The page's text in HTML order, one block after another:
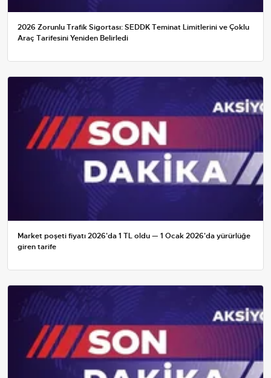
2026 Zorunlu Trafik Sigortası: SEDDK Teminat Limitlerini ve Çoklu
Araç Tarifesini Yeniden Belirledi
Market poşeti fiyatı 2026'da 1 TL oldu — 1 Ocak 2026'da yürürlüğe
giren tarife